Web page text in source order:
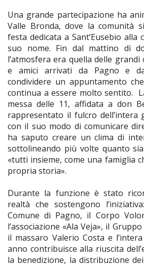
Una grande partecipazione ha
Valle Bronda, dove la comunità
festa dedicata a Sant’Eusebio alla
suo nome. Fin dal mattino di
l’atmosfera era quella delle grandi
e amici arrivati da Pagno e
condividere un appuntamento
continua a essere molto sentito.
messa delle 11, affidata a don
rappresentato il fulcro dell’intera
con il suo modo di comunicare
ha saputo creare un clima di
sottolineando più volte quanto
«tutti insieme, come una famiglia
propria storia».
Durante la funzione è stato
realtà che sostengono
Comune di Pagno, il Corpo
l’associazione «Ala Veja», il
il massaro Valerio Costa e
anno contribuisce alla riuscita
la benedizione, la distribuzione